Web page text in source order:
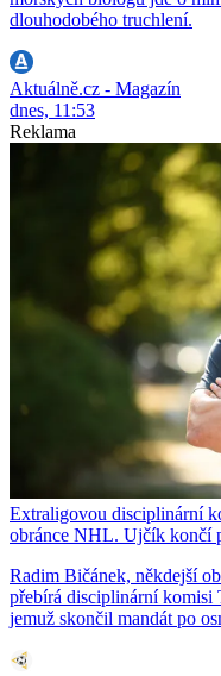
dlouhodobého truchlení.
Aktuálně.cz - Magazín
dnes, 11:53
Reklama
Extraligovou disciplinární
obránce NHL. Ujčík končí
Radim Bičánek, někdejší
přebírá disciplinární
jemuž skončil mandát po